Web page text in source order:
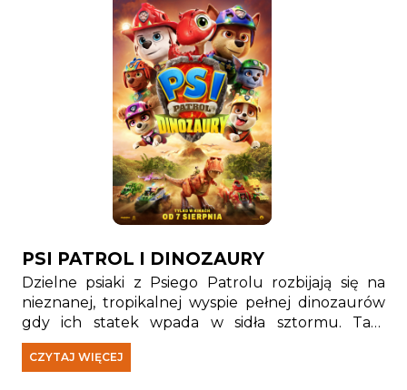
PSI PATROL I DINOZAURY
Dzielne psiaki z Psiego Patrolu rozbijają się na
nieznanej, tropikalnej wyspie pełnej dinozaurów
gdy ich statek wpada w sidła sztormu. Tam
spotykają Rexa — szczeniaka, który od lat jest
uwięziony na wyspie i stał się prawdziwym
CZYTAJ WIĘCEJ